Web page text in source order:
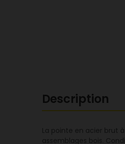
Description
La pointe en acier brut
assemblages bois.